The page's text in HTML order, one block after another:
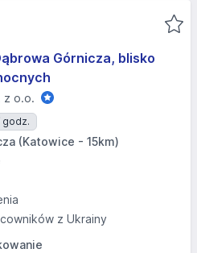
Górnicza, blisko
z o.o.
godz.
(Katowice - 15km)
z Ukrainy